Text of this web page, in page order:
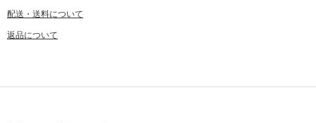
配送・送料について
返品について